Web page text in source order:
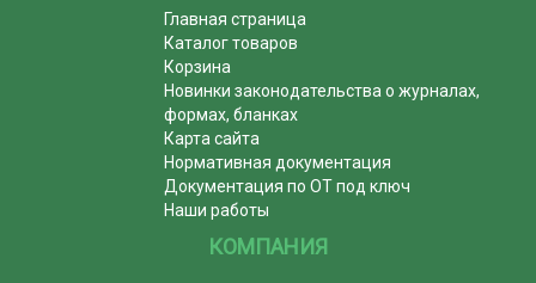
Главная страница
Каталог товаров
Корзина
Новинки законодательства о журналах,
формах, бланках
Карта сайта
Нормативная документация
Документация по ОТ под ключ
Наши работы
КОМПАНИЯ